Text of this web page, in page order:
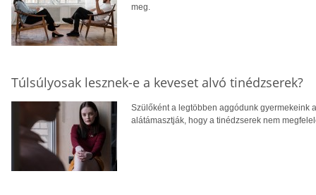
meg.
Túlsúlyosak lesznek-e a keveset alvó tinédzserek?
Szülőként a legtöbben aggódunk gyermekeink
alátámasztják, hogy a tinédzserek nem